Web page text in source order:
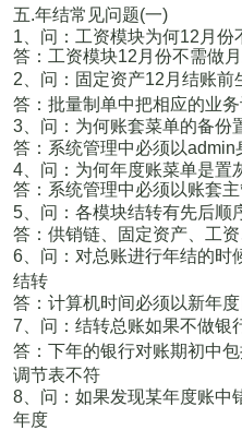
五.年结常见问题(一)
1 、问：工资模块为何12 月份
答：工资模块12 月份不需做
2 、问：固定资产12 月结账前
答：批量制单中把相应的业
3、问：为何账套菜单的备份
答：系统管理中必须以admin
4、问：为何年度账菜单是置
答：系统管理中必须以账套
5、问：各模块结转有先后顺
答：供销链、固定资产、工
6、问：对总账进行年结的时
结转
答：计算机时间必须以新年
7 、问：结转总账如果不做
答：下年的银行对账期初中
调节表不符
8、问：如果发现某年度账中
年度